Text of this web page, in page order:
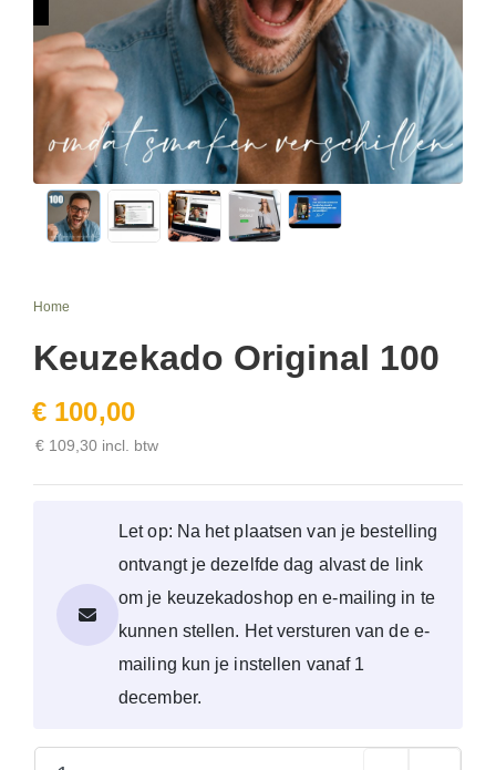
Home
Keuzekado Original 100
€ 100,00
€ 109,30 incl. btw
Let op: Na het plaatsen van je bestelling
ontvangt je dezelfde dag alvast de link
om je keuzekadoshop en e-mailing in te
kunnen stellen. Het versturen van de e-
mailing kun je instellen vanaf 1
december.